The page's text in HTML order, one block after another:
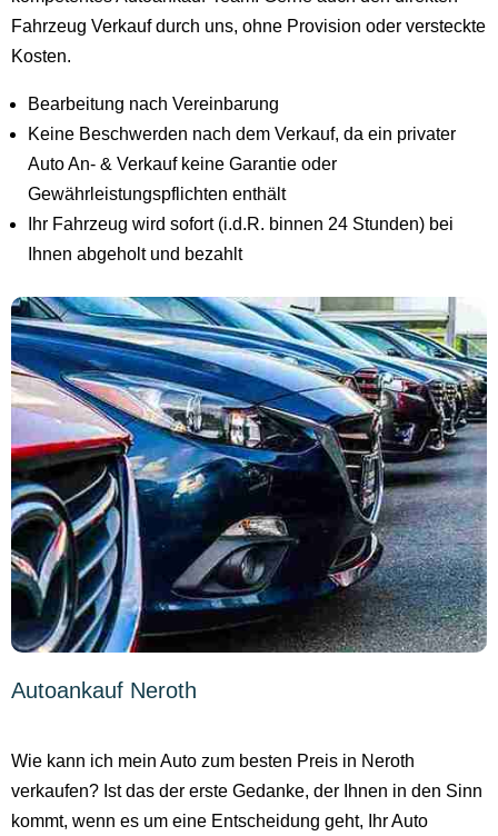
Fahrzeug Verkauf durch uns, ohne Provision oder versteckte
Kosten.
Bearbeitung nach Vereinbarung
Keine Beschwerden nach dem Verkauf, da ein privater
Auto An- & Verkauf keine Garantie oder
Gewährleistungspflichten enthält
Ihr Fahrzeug wird sofort (i.d.R. binnen 24 Stunden) bei
Ihnen abgeholt und bezahlt
Autoankauf Neroth
Wie kann ich mein Auto zum besten Preis in Neroth
verkaufen? Ist das der erste Gedanke, der Ihnen in den Sinn
kommt, wenn es um eine Entscheidung geht, Ihr Auto